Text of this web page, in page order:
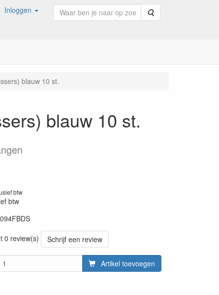
Inloggen Zoeken
blauw 10 st.
blauw 10 st.
btw
btw
0 review(s)
Schrijf een review
Artikel toevoegen